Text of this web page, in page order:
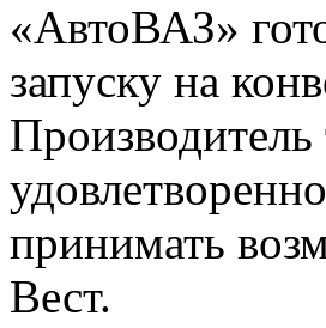
«АвтоВАЗ»
запуску на
принимать
Вест.